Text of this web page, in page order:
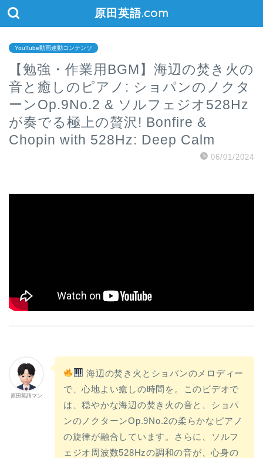
原田英語.com
YouTube動画連動コンテンツ
【勉強・作業用BGM】海辺の焚き火の
音と癒しのピアノ: ショパンのノクタ
ーンOp.9No.2 & ソルフェジオ528Hz
が奏でる極上の贅沢! Bonfire &
Chopin with 528Hz: Deep Calm
06/01/2024
原田英語マン
海辺の焚き火とショパンのメロディー
で、心地よい癒しの時間を。このビデオで
は、穏やかな海辺の焚き火の音と、ショパ
ンのノクターンOp.9No.2の柔らかなピアノ
の旋律が融合しています。さらに、ソルフ
ェジオ周波数528Hzの調和の音が、心身の